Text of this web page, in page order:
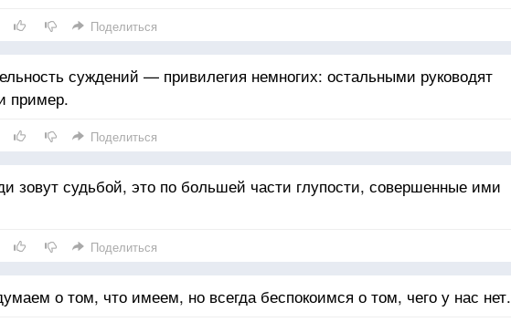
Поделиться
суждений — привилегия немногих: остальными руководят
пример.
Поделиться
зовут судьбой, это по большей части глупости, совершенные ими
Поделиться
о том, что имеем, но всегда беспокоимся о том, чего у нас нет.